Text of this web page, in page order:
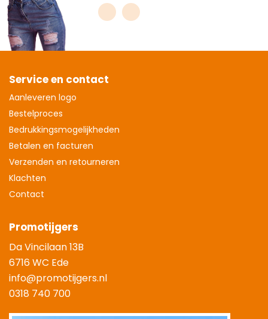
Service en contact
Aanleveren logo
Bestelproces
Bedrukkingsmogelijkheden
Betalen en facturen
Verzenden en retourneren
Klachten
Contact
Promotijgers
Da Vincilaan 13B
6716 WC Ede
info@promotijgers.nl
0318 740 700